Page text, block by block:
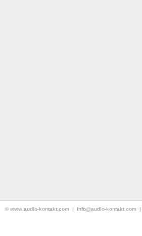
© www.audio-kontakt.com | info@audio-kontakt.com |